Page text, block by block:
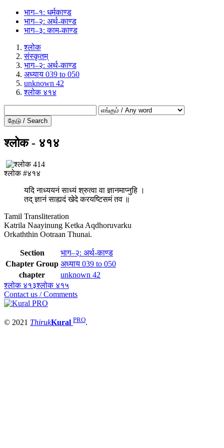
भाग–१: धर्मकाण्ड
भाग–२: अर्थ-काण्ड
भाग–३: काम-काण्ड
श्लोक
संस्कृतम्
भाग–२: अर्थ-काण्ड
अध्याय 039 to 050
unknown 42
श्लोक ४१४
தேடு / Search
श्लोक - ४१४
श्लोक #४१४
यदि नाध्ययनं साध्यं श्रुत्वा वा ज्ञानमाप्नुहि ।
तद् ज्ञानं साह्यदं खेदे करयष्टिसमं तव ॥
Tamil Transliteration
Katrila Naayinung Ketka Aqdhoruvarku
Orkaththin Ootraan Thunai.
Section
भाग–२: अर्थ-काण्ड
Chapter Group अध्याय 039 to 050
chapter
unknown 42
श्लोक ४१३श्लोक ४१५
Contact us / Comments
© 2021 ThirukKural PRO.